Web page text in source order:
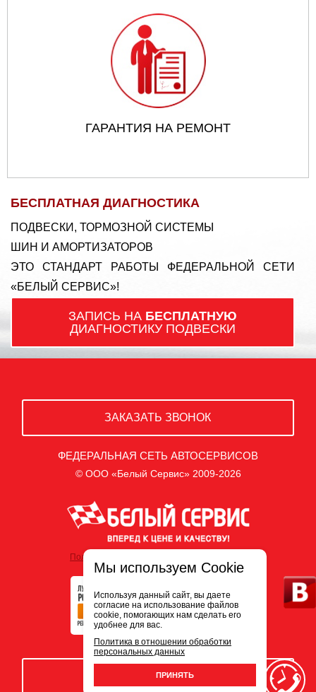
ГАРАНТИЯ НА РЕМОНТ
БЕСПЛАТНАЯ ДИАГНОСТИКА
ПОДВЕСКИ, ТОРМОЗНОЙ СИСТЕМЫ
ШИН И АМОРТИЗАТОРОВ
ЭТО СТАНДАРТ РАБОТЫ ФЕДЕРАЛЬНОЙ СЕТИ
«БЕЛЫЙ СЕРВИС»!
ЗАПИСЬ НА БЕСПЛАТНУЮ
ДИАГНОСТИКУ ПОДВЕСКИ
ЗАКАЗАТЬ ЗВОНОК
ФЕДЕРАЛЬНАЯ СЕТЬ АВТОСЕРВИСОВ
© ООО «Белый Сервис» 2009-2026
Политика обработки персональных данных
ЗАПИСЬ НА СЕРВИС
Мы используем Cookie
Используя данный сайт, вы даете
согласие на использование файлов
cookie, помогающих нам сделать его
удобнее для вас.
Политика в отношении обработки
персональных данных
ПРИНЯТЬ